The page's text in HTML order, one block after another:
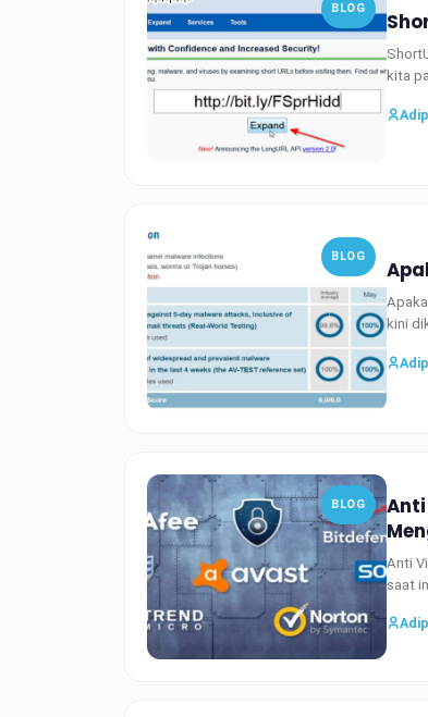
BLOG
kita
BLOG
kini
BLOG
Anti
saat